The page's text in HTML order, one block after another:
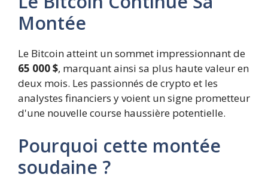
Montée
Le Bitcoin atteint un sommet impressionnant de
65 000 $, marquant ainsi sa plus haute valeur en
deux mois. Les passionnés de crypto et les
analystes financiers y voient un signe prometteur
d'une nouvelle course haussière potentielle.
Pourquoi cette montée
soudaine ?